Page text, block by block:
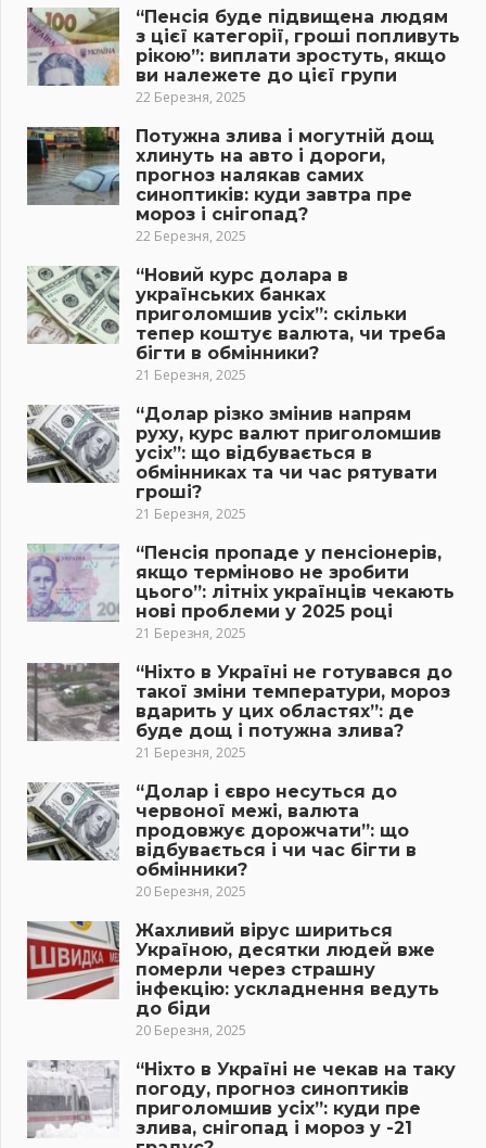
“Пенсія буде підвищена людям
з цієї категорії, гроші попливуть
рікою”: виплати зростуть, якщо
ви належете до цієї групи
22 Березня, 2025
Потужна злива і могутній дощ
хлинуть на авто і дороги,
прогноз налякав самих
синоптиків: куди завтра пре
мороз і снігопад?
22 Березня, 2025
“Новий курс долара в
українських банках
приголомшив усіх”: скільки
тепер коштує валюта, чи треба
бігти в обмінники?
21 Березня, 2025
“Долар різко змінив напрям
руху, курс валют приголомшив
усіх”: що відбувається в
обмінниках та чи час рятувати
гроші?
21 Березня, 2025
“Пенсія пропаде у пенсіонерів,
якщо терміново не зробити
цього”: літніх українців чекають
нові проблеми у 2025 році
21 Березня, 2025
“Ніхто в Україні не готувався до
такої зміни температури, мороз
вдарить у цих областях”: де
буде дощ і потужна злива?
21 Березня, 2025
“Долар і євро несуться до
червоної межі, валюта
продовжує дорожчати”: що
відбувається і чи час бігти в
обмінники?
20 Березня, 2025
Жахливий вірус шириться
Україною, десятки людей вже
померли через страшну
інфекцію: ускладнення ведуть
до біди
20 Березня, 2025
“Ніхто в Україні не чекав на таку
погоду, прогноз синоптиків
приголомшив усіх”: куди пре
злива, снігопад і мороз у -21